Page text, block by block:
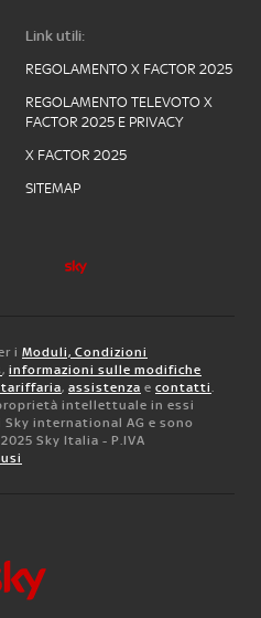
Link utili:
REGOLAMENTO X FACTOR 2025
REGOLAMENTO TELEVOTO X
FACTOR 2025 E PRIVACY
X FACTOR 2025
SITEMAP
i Moduli, Condizioni
, informazioni sulle modifiche
tariffaria, assistenza e contatti.
intellettuale in essi
international AG e sono
Sky Italia - P.IVA